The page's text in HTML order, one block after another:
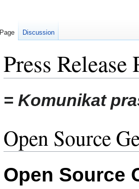
Press Release
to
to
= Komunikat
Open Source
Open Source
Page Discussion